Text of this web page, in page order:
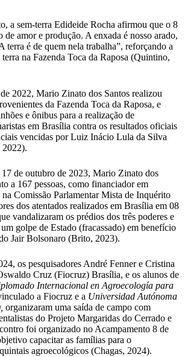
a sem-terra Edideide Rocha afirmou que o 8
amor e produção. A enxada é nosso arado,
terra é de quem nela trabalha”, reforçando a
na Fazenda Toca da Raposa (Quintino,
2022, Mario Zinato dos Santos realizou
da Fazenda Toca da Raposa, e
e ônibus para a realização de
em Brasília contra os resultados oficiais
vencidas por Luiz Inácio Lula da Silva
de outubro de 2023, Mario Zinato dos
a 167 pessoas, como financiador em
Comissão Parlamentar Mista de Inquérito
dos atentados realizados em Brasília em 08
vandalizaram os prédios dos três poderes e
golpe de Estado (fracassado) em benefício
Jair Bolsonaro (Brito, 2023).
os pesquisadores André Fenner e Cristina
Cruz (Fiocruz) Brasília, e os alunos de
Internacional en Agroecología para
a Fiocruz e a Universidad Autónoma
organizaram uma saída de campo com
do Projeto Margaridas do Cerrado e
foi organizado no Acampamento 8 de
capacitar as famílias para o
agroecológicos (Chagas, 2024).